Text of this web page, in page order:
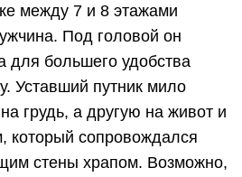
между 7 и 8 этажами
Под головой он
для большего удобства
Уставший путник мило
грудь, а другую на живот и
который сопровождался
стены храпом. Возможно,